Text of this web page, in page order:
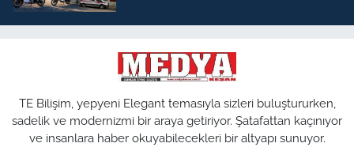
TE Bilişim, yepyeni Elegant temasıyla sizleri buluştururken,
sadelik ve modernizmi bir araya getiriyor. Şatafattan kaçınıyor
ve insanlara haber okuyabilecekleri bir altyapı sunuyor.